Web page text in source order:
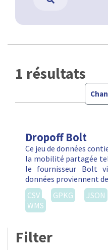
1 résultats
Dropoff Bolt
Ce jeu de données
la mobilité partagée
le fournisseur Bolt
données proviennent
CSV
GPKG JSON
WMS
Filter